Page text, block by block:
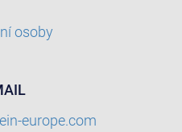
osoby
europe.com